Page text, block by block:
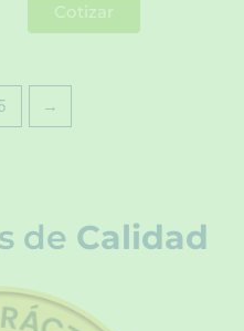
Cotizar
→
de Calidad